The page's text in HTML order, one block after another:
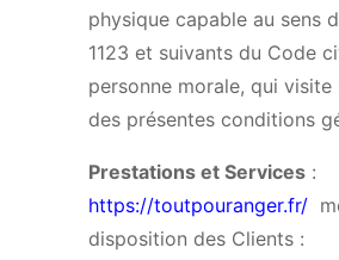
physique capable au sens
1123 et suivants du Code
personne morale, qui
des présentes conditions
Prestations et Services :
https://toutpouranger.fr/
disposition des Clients :